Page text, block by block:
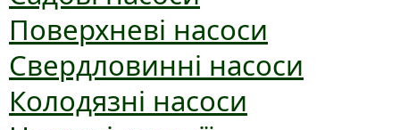
Поверхневі насоси
Свердловинні насоси
Колодязні насоси